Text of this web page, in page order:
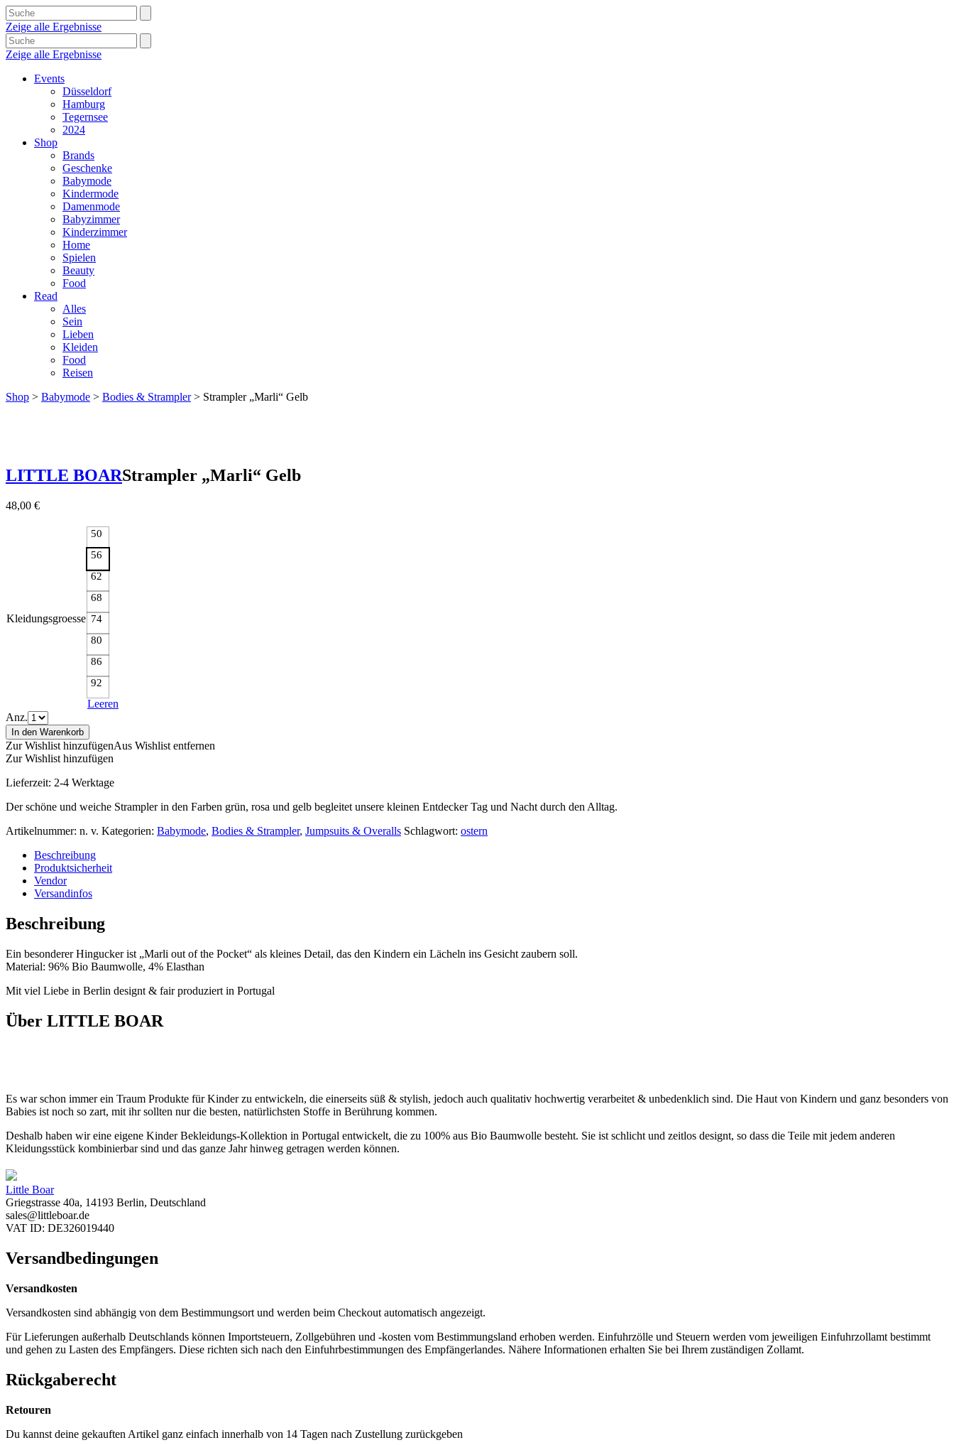
Zeige alle Ergebnisse
Zeige alle Ergebnisse
Events
Düsseldorf
Hamburg
Tegernsee
2024
Shop
Brands
Geschenke
Babymode
Kindermode
Damenmode
Babyzimmer
Kinderzimmer
Home
Spielen
Beauty
Food
Read
Alles
Sein
Lieben
Kleiden
Food
Reisen
Shop > Babymode > Bodies & Strampler> Strampler „Marli“ Gelb
LITTLE BOARStrampler „Marli“ Gelb
48,00 €
Kleidungsgroesse
50
56
62
68
74
80
86
92
Leeren
Anz.
In den Warenkorb
Zur Wishlist hinzufügenAus Wishlist entfernen
Zur Wishlist hinzufügen
Lieferzeit: 2-4 Werktage
Der schöne und weiche Strampler in den Farben grün, rosa und gelb begleitet unsere kleinen Entdecker Tag und Nacht durch den Alltag.
Artikelnummer: n. v. Kategorien: Babymode, Bodies & Strampler, Jumpsuits & Overalls Schlagwort: ostern
Beschreibung
Produktsicherheit
Vendor
Versandinfos
Beschreibung
Ein besonderer Hingucker ist „Marli out of the Pocket“ als kleines Detail, das den Kindern ein Lächeln ins Gesicht zaubern soll.
Material: 96% Bio Baumwolle, 4% Elasthan
Mit viel Liebe in Berlin designt & fair produziert in Portugal
Über LITTLE BOAR
Es war schon immer ein Traum Produkte für Kinder zu entwickeln, die einerseits süß & stylish, jedoch auch qualitativ hochwertig verarbeitet & unbedenklich sind. Die Haut von Kindern und ganz besonders von
Babies ist noch so zart, mit ihr sollten nur die besten, natürlichsten Stoffe in Berührung kommen.
Deshalb haben wir eine eigene Kinder Bekleidungs-Kollektion in Portugal entwickelt, die zu 100% aus Bio Baumwolle besteht. Sie ist schlicht und zeitlos designt, so dass die Teile mit jedem anderen
Kleidungsstück kombinierbar sind und das ganze Jahr hinweg getragen werden können.
Little Boar
Griegstrasse 40a, 14193 Berlin, Deutschland
sales@littleboar.de
VAT ID: DE326019440
Versandbedingungen
Versandkosten
Versandkosten sind abhängig von dem Bestimmungsort und werden beim Checkout automatisch angezeigt.
Für Lieferungen außerhalb Deutschlands können Importsteuern, Zollgebühren und -kosten vom Bestimmungsland erhoben werden. Einfuhrzölle und Steuern werden vom jeweiligen Einfuhrzollamt bestimmt
und gehen zu Lasten des Empfängers. Diese richten sich nach den Einfuhrbestimmungen des Empfängerlandes. Nähere Informationen erhalten Sie bei Ihrem zuständigen Zollamt.
Rückgaberecht
Retouren
Du kannst deine gekauften Artikel ganz einfach innerhalb von 14 Tagen nach Zustellung zurückgeben